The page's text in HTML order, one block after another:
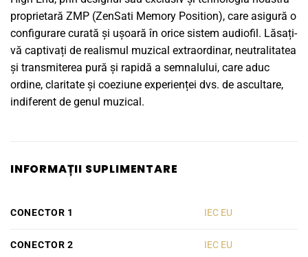
proprietară ZMP (ZenSati Memory Position), care asigură o
configurare curată și ușoară în orice sistem audiofil. Lăsați-
vă captivați de realismul muzical extraordinar, neutralitatea
și transmiterea pură și rapidă a semnalului, care aduc
ordine, claritate și coeziune experienței dvs. de ascultare,
indiferent de genul muzical.
INFORMAȚII SUPLIMENTARE
CONECTOR 1 IEC EU
CONECTOR 2 IEC EU